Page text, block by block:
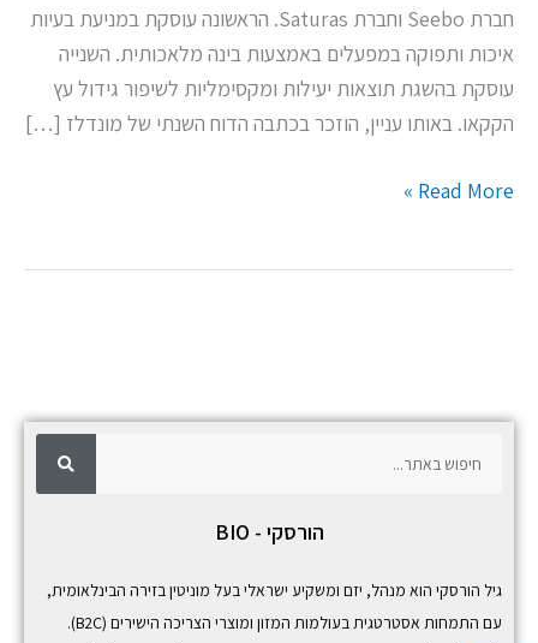
חברת Seebo וחברת Saturas. הראשונה עוסקת במניעת בעיות
איכות ותפוקה במפעלים באמצעות בינה מלאכותית. השנייה
עוסקת בהשגת תוצאות יעילות ומקסימליות לשיפור גידול עץ
הקקאו. באותו עניין, הוזכר בכתבה הדוח השנתי של מונדלז […]
Read More »
ח
י
פ
הורסקי - BIO
גיל הורסקי הוא מנהל, יזם ומשקיע ישראלי בעל מוניטין בזירה הבינלאומית,
עם התמחות אסטרטגית בעולמות המזון ומוצרי הצריכה הישירים (B2C).